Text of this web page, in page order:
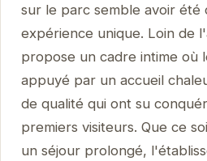
sur le parc semble avoir
expérience unique. Loin de
propose un cadre intime où
appuyé par un accueil
de qualité qui ont su
premiers visiteurs. Que ce
un séjour prolongé,